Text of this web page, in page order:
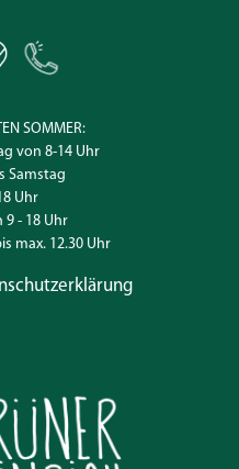
SOMMER:
von 8-14 Uhr
Samstag
Uhr
9 - 18 Uhr
max. 12.30 Uhr